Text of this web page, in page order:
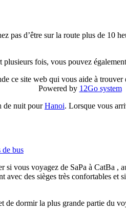
pas d’être sur la route plus de 10
fois, vous pouvez
ce site web qui vous aide à
Powered by 12Go system
de nuit pourHanoi. Lorsque vous
bus
si vous voyagez de SaPa à CatBa
avec des sièges très confortables
dormir la plus grande partie du